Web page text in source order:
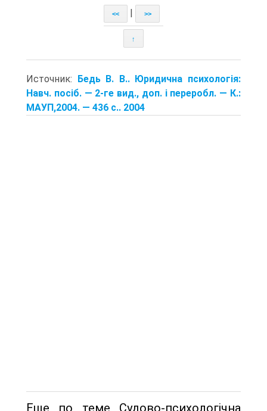
<< >>
↑
Источник: Бедь В. В.. Юридична психологія:
Навч. посіб. — 2-ге вид., доп. і переробл. — К.:
МАУП,2004. — 436 с.. 2004
Еще по теме Судово-психологічна